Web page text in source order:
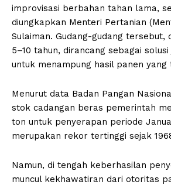
improvisasi berbahan tahan lama,
diungkapkan Menteri Pertanian
Sulaiman. Gudang-gudang tersebut,
5–10 tahun, dirancang sebagai
untuk menampung hasil panen
Menurut data Badan Pangan
stok cadangan beras pemerintah
ton untuk penyerapan periode
merupakan rekor tertinggi sejak
Namun, di tengah keberhasilan
muncul kekhawatiran dari otoritas